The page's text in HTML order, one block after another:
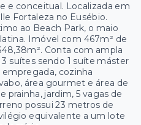
e conceitual. Localizada em
Fortaleza no Eusébio.
ao Beach Park, o maio
Imóvel com 467m² de
Conta com ampla
suítes sendo 1 suíte máster
cozinha
área gourmet e área de
prainha, jardim, 5 vagas de
possui 23 metros de
equivalente a um lote